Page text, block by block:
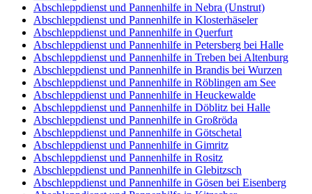
Abschleppdienst und Pannenhilfe in Nebra (Unstrut)
Abschleppdienst und Pannenhilfe in Klosterhäseler
Abschleppdienst und Pannenhilfe in Querfurt
Abschleppdienst und Pannenhilfe in Petersberg bei Halle
Abschleppdienst und Pannenhilfe in Treben bei Altenburg
Abschleppdienst und Pannenhilfe in Brandis bei Wurzen
Abschleppdienst und Pannenhilfe in Röblingen am See
Abschleppdienst und Pannenhilfe in Heuckewalde
Abschleppdienst und Pannenhilfe in Döblitz bei Halle
Abschleppdienst und Pannenhilfe in Großröda
Abschleppdienst und Pannenhilfe in Götschetal
Abschleppdienst und Pannenhilfe in Gimritz
Abschleppdienst und Pannenhilfe in Rositz
Abschleppdienst und Pannenhilfe in Glebitzsch
Abschleppdienst und Pannenhilfe in Gösen bei Eisenberg